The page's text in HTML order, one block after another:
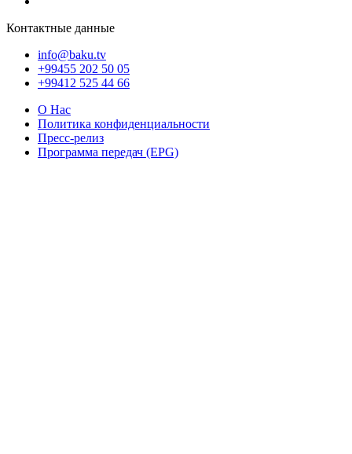
Контактные данные
info@baku.tv
+99455 202 50 05
+99412 525 44 66
О Нас
Политика конфиденциальности
Пресс-релиз
Программа передач (EPG)